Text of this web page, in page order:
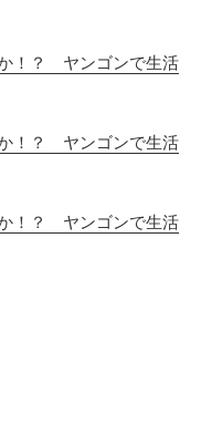
！？ ヤンゴンで生活
！？ ヤンゴンで生活
！？ ヤンゴンで生活